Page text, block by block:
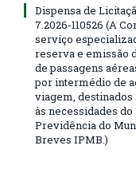
Dispensa de
7.2026-110526 (A
serviço
reserva e emissão
de passagens
por intermédio de
viagem, destinados
às necessidades
Previdência do
Breves IPMB.)